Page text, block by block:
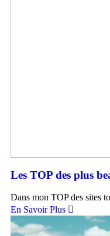
Les TOP des plus
Dans mon TOP des sites
En Savoir Plus